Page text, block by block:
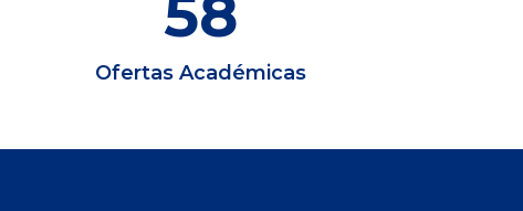
58
Ofertas Académicas